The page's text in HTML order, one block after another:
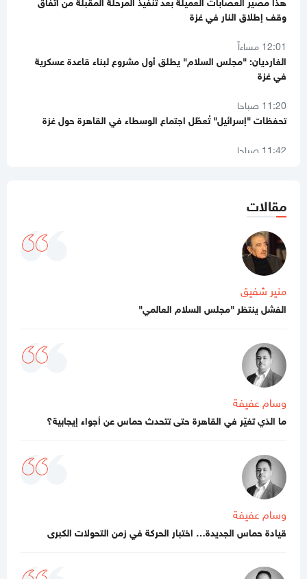
12:01 مساءاً
في غزة
11:20 صباحا
11:42 صباحا
النتشة
01:59 مساءاً
8 دول عربية وإسلامية تصدر بيانا مشتركا بشأن غزة
11:44 صباحا
11:12 صباحا
الإدارة الأميركية حول غزة
10:21 مساءاً
ملف طبي ناقص وإصابات موثقة.. التماس للسماح لطبيب مستقل
بفحص حسام أبو صفية
04:35 مساءاً
وملادينوف
03:48 مساءاً
الفشل ينتظر "مجلس السلام العالمي"
02:39 مساءاً
بانفجار منزل جنوبي لبنان
مقالات
منير شفيق
الفشل ينتظر "مجلس السلام العالمي"
وسام عفيفة
ما الذي تغيّر في القاهرة حتى تتحدث حماس عن أجواء إيجابية؟
وسام عفيفة
قيادة حماس الجديدة… اختبار الحركة في زمن التحولات الكبرى